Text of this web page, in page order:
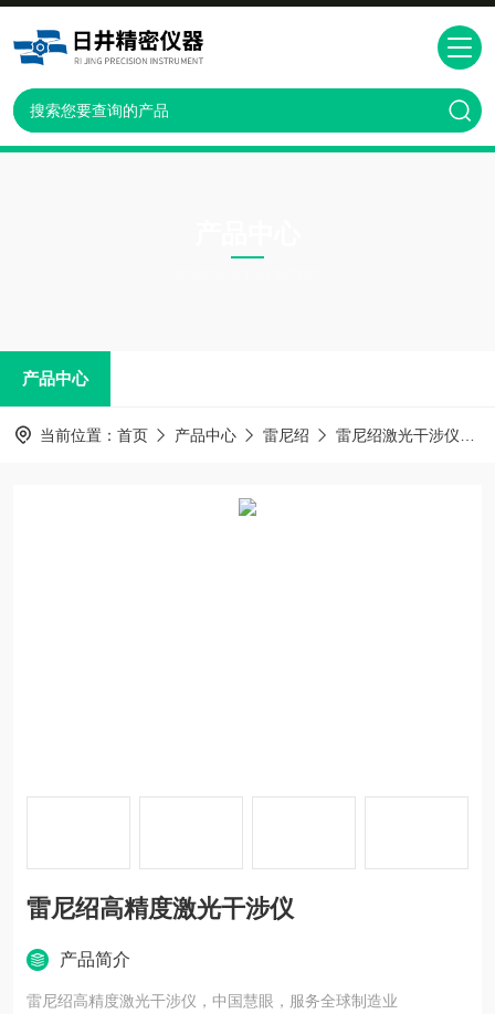
产品中心
当前位置： 首页 产品中心 雷尼绍 雷尼绍激光干涉仪
雷尼绍高精度激光干涉仪
产品简介
雷尼绍高精度激光干涉仪，中国慧眼，服务全球制造业